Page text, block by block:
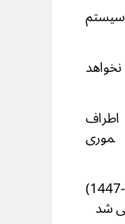
سیستم
با شاهرخ (1405-1447)
شد